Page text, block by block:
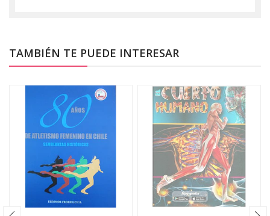
TAMBIÉN TE PUEDE INTERESAR